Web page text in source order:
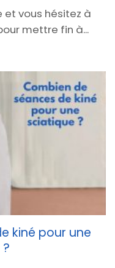
vous hésitez à
mettre fin à...
kiné pour une